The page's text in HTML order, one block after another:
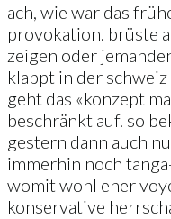
ach, wie war das
provokation. brüste
zeigen oder
klappt in der
geht das «konzept
beschränkt auf. so
gestern dann auch
immerhin noch
womit wohl eher
konservative